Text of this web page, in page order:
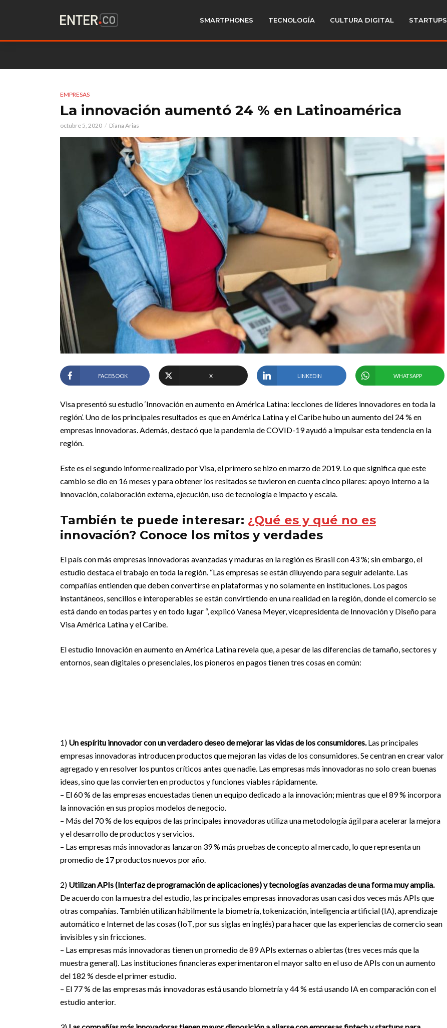
SMARTPHONES TECNOLOGÍA CULTURA DIGITAL STARTUPS
EMPRESAS
La innovación aumentó 24 % en Latinoamérica
octubre 5, 2020 Diana Arias
FACEBOOK X LINKEDIN WHATSAPP
Visa presentó su estudio ‘Innovación en aumento en América Latina: lecciones de líderes innovadores en toda la
región’. Uno de los principales resultados es que en América Latina y el Caribe hubo un aumento del 24 % en
empresas innovadoras. Además, destacó que la pandemia de COVID-19 ayudó a impulsar esta tendencia en la
región.
Este es el segundo informe realizado por Visa, el primero se hizo en marzo de 2019. Lo que significa que este
cambio se dio en 16 meses y para obtener los resltados se tuvieron en cuenta cinco pilares: apoyo interno a la
innovación, colaboración externa, ejecución, uso de tecnología e impacto y escala.
También te puede interesar: ¿Qué es y qué no es
innovación? Conoce los mitos y verdades
El país con más empresas innovadoras avanzadas y maduras en la región es Brasil con 43 %; sin embargo, el
estudio destaca el trabajo en toda la región. “Las empresas se están diluyendo para seguir adelante. Las
compañías entienden que deben convertirse en plataformas y no solamente en instituciones. Los pagos
instantáneos, sencillos e interoperables se están convirtiendo en una realidad en la región, donde el comercio se
está dando en todas partes y en todo lugar “, explicó Vanesa Meyer, vicepresidenta de Innovación y Diseño para
Visa América Latina y el Caribe.
El estudio Innovación en aumento en América Latina revela que, a pesar de las diferencias de tamaño, sectores y
entornos, sean digitales o presenciales, los pioneros en pagos tienen tres cosas en común:
1) Un espíritu innovador con un verdadero deseo de mejorar las vidas de los consumidores.Las principales
empresas innovadoras introducen productos que mejoran las vidas de los consumidores. Se centran en crear valor
agregado y en resolver los puntos críticos antes que nadie. Las empresas más innovadoras no solo crean buenas
ideas, sino que las convierten en productos y funciones viables rápidamente.
– El 60 % de las empresas encuestadas tienen un equipo dedicado a la innovación; mientras que el 89 % incorpora
la innovación en sus propios modelos de negocio.
– Más del 70 % de los equipos de las principales innovadoras utiliza una metodología ágil para acelerar la mejora
y el desarrollo de productos y servicios.
– Las empresas más innovadoras lanzaron 39 % más pruebas de concepto al mercado, lo que representa un
promedio de 17 productos nuevos por año.
2) Utilizan APIs (Interfaz de programación de aplicaciones) y tecnologías avanzadas de una forma muy amplia.
De acuerdo con la muestra del estudio, las principales empresas innovadoras usan casi dos veces más APIs que
otras compañías. También utilizan hábilmente la biometría, tokenización, inteligencia artificial (IA), aprendizaje
automático e Internet de las cosas (IoT, por sus siglas en inglés) para hacer que las experiencias de comercio sean
invisibles y sin fricciones.
– Las empresas más innovadoras tienen un promedio de 89 APIs externas o abiertas (tres veces más que la
muestra general). Las instituciones financieras experimentaron el mayor salto en el uso de APIs con un aumento
del 182 % desde el primer estudio.
– El 77 % de las empresas más innovadoras está usando biometría y 44 % está usando IA en comparación con el
estudio anterior.